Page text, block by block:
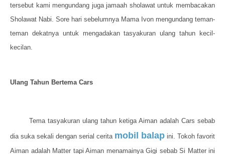
tersebut kami mengundang juga jamaah sholawat untuk membacakan
Sholawat Nabi. Sore hari sebelumnya Mama Ivon mengundang teman-
teman dekatnya untuk mengadakan tasyakuran ulang tahun kecil-
kecilan.
Ulang Tahun Bertema Cars
Tema tasyakuran ulang tahun ketiga Aiman adalah Cars sebab
dia suka sekali dengan serial cerita mobil balap ini. Tokoh favorit
Aiman adalah Matter tapi Aiman menamainya Gigi sebab Si Matter ini